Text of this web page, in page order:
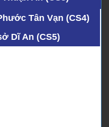
Tân Vạn (CS4)
Dĩ An (CS5)